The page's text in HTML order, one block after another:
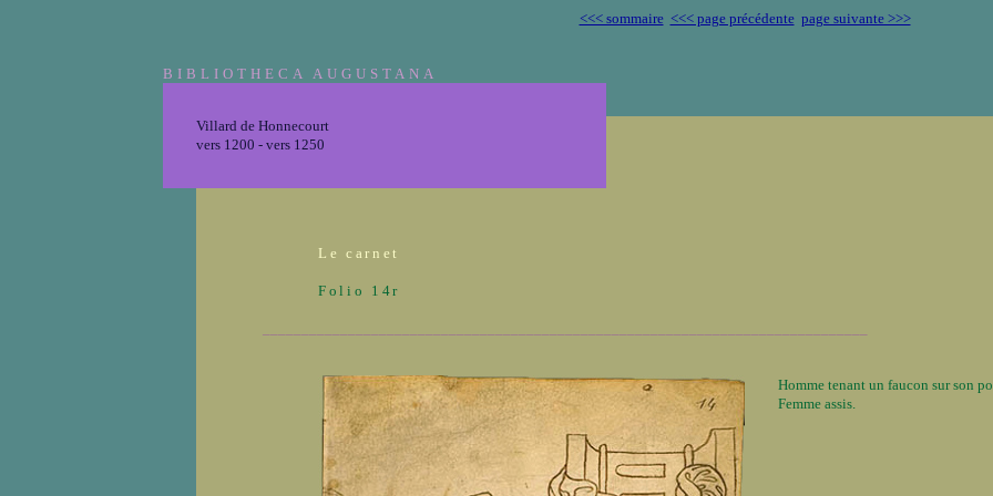
<<< sommaire <<< page précédente page suivante >>>
BIBLIOTHECA AUGUSTANA
Villard de Honnecourt
vers 1200 - vers 1250
Le carnet
Folio 14r
Homme tenant un faucon sur son
Femme assis.